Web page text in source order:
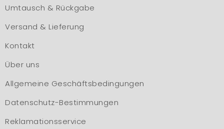
Umtausch & Rückgabe
Versand & Lieferung
Kontakt
Über uns
Allgemeine Geschäftsbedingungen
Datenschutz-Bestimmungen
Reklamationsservice